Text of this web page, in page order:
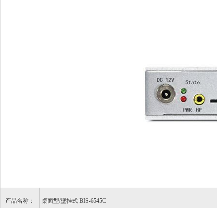
产品名称： 桌面型/壁挂式 BIS-6545C